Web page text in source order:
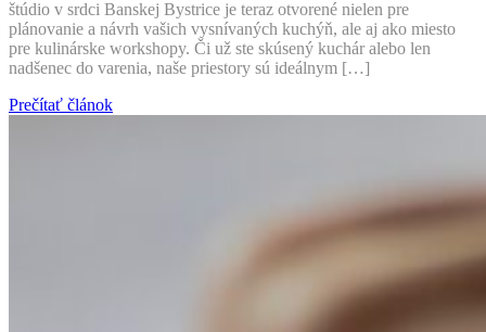
štúdio v srdci Banskej Bystrice je teraz otvorené nielen pre
plánovanie a návrh vašich vysnívaných kuchýň, ale aj ako miesto
pre kulinárske workshopy. Či už ste skúsený kuchár alebo len
nadšenec do varenia, naše priestory sú ideálnym […]
Prečítať článok